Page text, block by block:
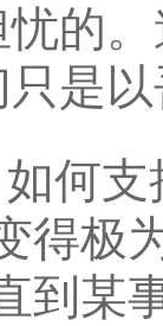
的
是
何
得极
到某